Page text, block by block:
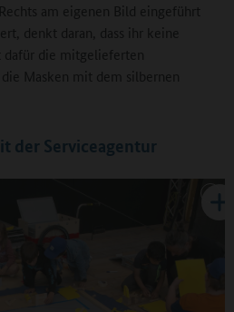
am eigenen Bild eingeführt
denkt daran, dass ihr keine
die mitgelieferten
Masken mit dem silbernen
der Serviceagentur